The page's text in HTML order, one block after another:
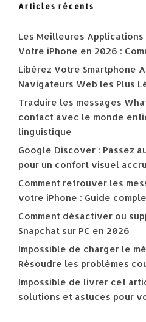
Articles récents
Les Meilleures
Votre iPhone en 2026 :
Libérez Votre Smartphone
Navigateurs Web les Plus
Traduire les messages
contact avec le monde
linguistique
Google Discover : Passez
pour un confort visuel accru
Comment retrouver les
votre iPhone : Guide
Comment désactiver ou
Snapchat sur PC en 2026
Impossible de charger le
Résoudre les problèmes
Impossible de livrer cet
solutions et astuces pour